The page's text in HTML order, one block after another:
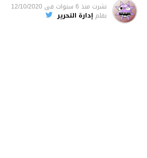
نشرت منذ 6 سنوات فى 12/10/2020
بقلم إدارة التحرير